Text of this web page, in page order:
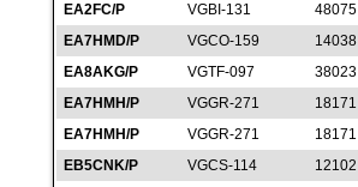
EA2FC/P
VGBI-131 48075
EA7HMD/P
VGCO-159 14038
EA8AKG/P
VGTF-097 38023
EA7HMH/P
VGGR-271 18171
EA7HMH/P
VGGR-271 18171
EB5CNK/P
VGCS-114 12102